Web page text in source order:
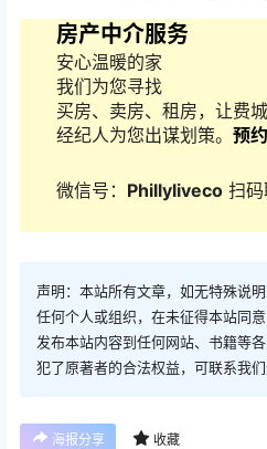
房产中介服务
安心温暖的家
我们为您寻找
买房、卖房、租房，让费
经纪人为您出谋划策。 预
微信号： Phillyliveco扫码
声明：本站所有文章，如无特殊说
任何个人或组织，在未征得本站同
发布本站内容到任何网站、书籍等
犯了原著者的合法权益，可联系我们
海报分享 收藏